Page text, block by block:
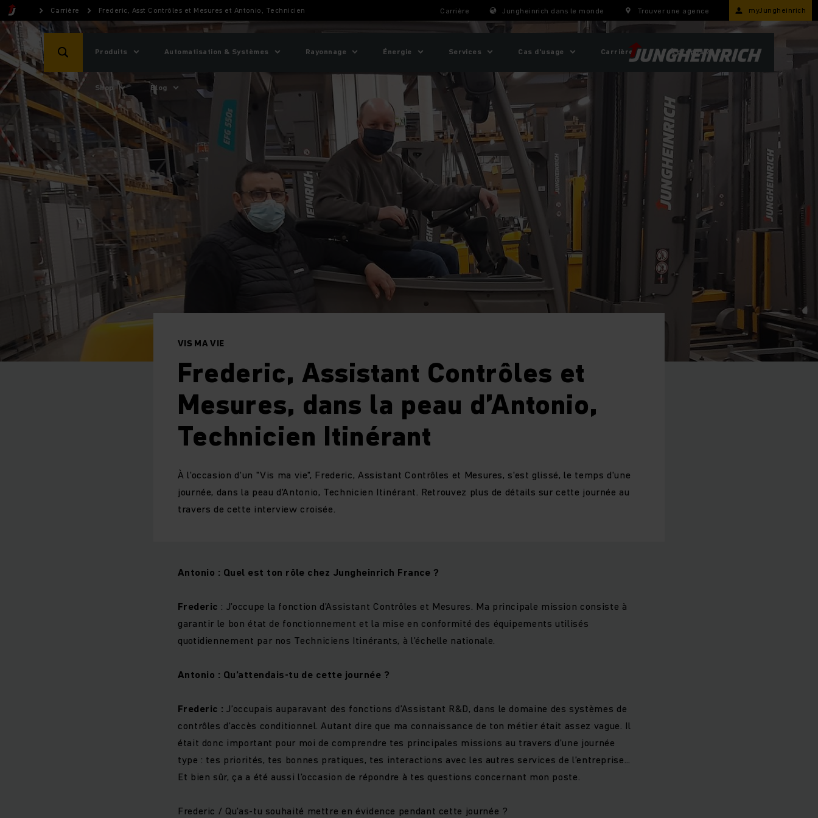
Carrière Frederic, Asst Contrôles et Mesures et Antonio, Technicien Carrière Jungheinrich dans le monde Trouver une agence myJungheinrich
Produits Automatisation & Systèmes Rayonnage Énergie Services Cas d'usage Carrière À propos ?
Shop Blog
VIS MA VIE
Frederic, Assistant Contrôles et
Mesures, dans la peau d’Antonio,
Technicien Itinérant
À l'occasion d'un "Vis ma vie", Frederic, Assistant Contrôles et Mesures, s'est glissé, le temps d'une
journée, dans la peau d'Antonio, Technicien Itinérant. Retrouvez plus de détails sur cette journée au
travers de cette interview croisée.
Antonio : Quel est ton rôle chez Jungheinrich France ?
Frederic : J’occupe la fonction d’Assistant Contrôles et Mesures. Ma principale mission consiste à
garantir le bon état de fonctionnement et la mise en conformité des équipements utilisés
quotidiennement par nos Techniciens Itinérants, à l’échelle nationale.
Antonio : Qu’attendais-tu de cette journée ?
Frederic : J’occupais auparavant des fonctions d’Assistant R&D, dans le domaine des systèmes de
contrôles d’accès conditionnel. Autant dire que ma connaissance de ton métier était assez vague. Il
était donc important pour moi de comprendre tes principales missions au travers d’une journée
type : tes priorités, tes bonnes pratiques, tes interactions avec les autres services de l’entreprise…
Et bien sûr, ça a été aussi l’occasion de répondre à tes questions concernant mon poste.
Frederic / Qu’as-tu souhaité mettre en évidence pendant cette journée ?